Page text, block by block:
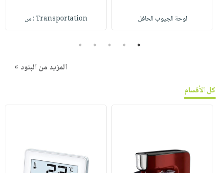
لوحة الجيوب الحافل Transportation : س
1
2
3
4
5
المزيد من البنود »
كل الأقسام